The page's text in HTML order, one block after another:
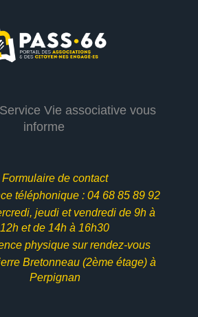
Vie associative vous
informe
Formulaire de contact
téléphonique : 04 68 85 89 92
jeudi et vendredi de 9h à
12h etde 14h à 16h30
physique sur rendez-vous
Bretonneau (2ème étage) à
Perpignan